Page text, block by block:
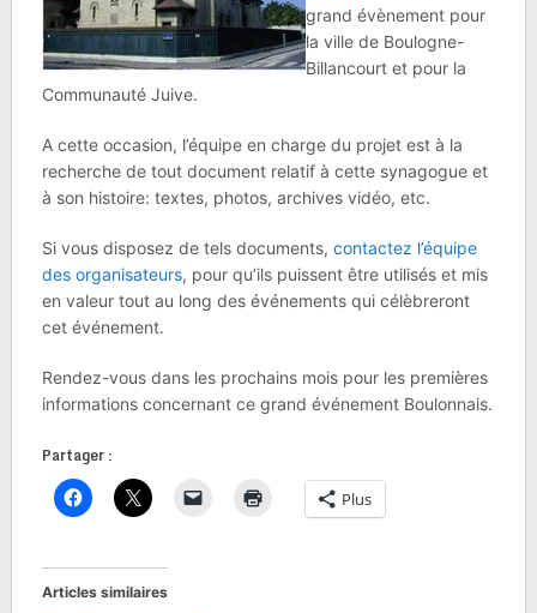
grand évènement pour
la ville de Boulogne-
Billancourt et pour la
Communauté Juive.
A cette occasion, l’équipe en charge du projet est à la
recherche de tout document relatif à cette synagogue et
à son histoire: textes, photos, archives vidéo, etc.
Si vous disposez de tels documents, contactez l’équipe
des organisateurs, pour qu’ils puissent être utilisés et mis
en valeur tout au long des événements qui célèbreront
cet événement.
Rendez-vous dans les prochains mois pour les premières
informations concernant ce grand événement Boulonnais.
Partager :
Plus
Articles similaires